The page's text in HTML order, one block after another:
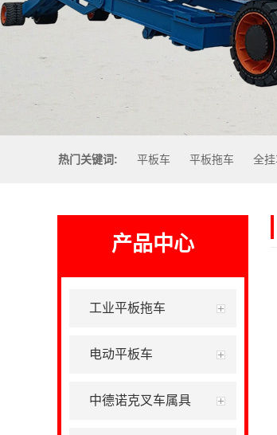
热门关键词: 平板车 平板拖车 全
产品中心
工业平板拖车
电动平板车
中德诺克叉车属具